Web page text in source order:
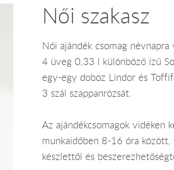
Női szakasz
Női ajándék csomag
4 üveg 0,33 l különböző ízű
egy-egy doboz Lindor és
3 szál szappanrózsát.
Az ajándékcsomagok vidéken
munkaidőben 8-16 óra között,
készlettől és